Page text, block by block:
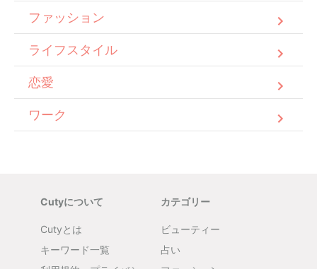
ファッション
ライフスタイル
恋愛
ワーク
Cutyについて
Cutyとは
キーワード一覧
カテゴリー
ビューティー
占い